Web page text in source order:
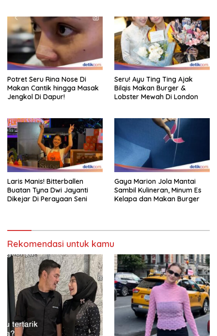
Potret Seru Rina Nose Di
Makan Cantik hingga Masak
Jengkol Di Dapur!
Seru! Ayu Ting Ting Ajak
Bilqis Makan Burger &
Lobster Mewah Di London
Laris Manis! Bitterballen
Buatan Tyna Dwi Jayanti
Dikejar Di Perayaan Seni
Gaya Marion Jola Mantai
Sambil Kulineran, Minum Es
Kelapa dan Makan Burger
Rekomendasi untuk kamu